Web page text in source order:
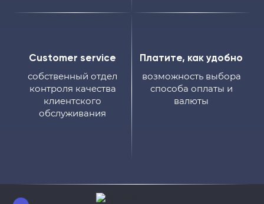
Customer service
собственный отдел
контроля качества
клиентского
обслуживания
Платите, как удобно
возможность выбора
способа оплаты и
валюты